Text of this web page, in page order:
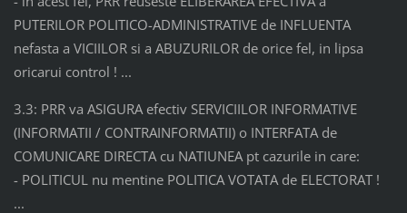
PUTERILOR POLITICO-ADMINISTRATIVE de INFLUENTA
nefasta a VICIILOR si a ABUZURILOR de orice fel, in lipsa
oricarui control ! ...
3.3: PRR va ASIGURA efectiv SERVICIILOR INFORMATIVE
(INFORMATII / CONTRAINFORMATII) o INTERFATA de
COMUNICARE DIRECTA cu NATIUNEA pt cazurile in care:
- POLITICUL nu mentine POLITICA VOTATA de ELECTORAT !
...